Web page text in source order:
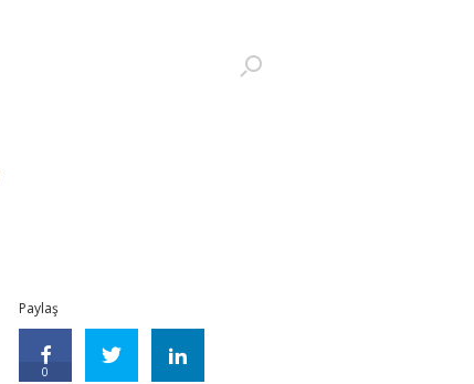
Paylaş
0